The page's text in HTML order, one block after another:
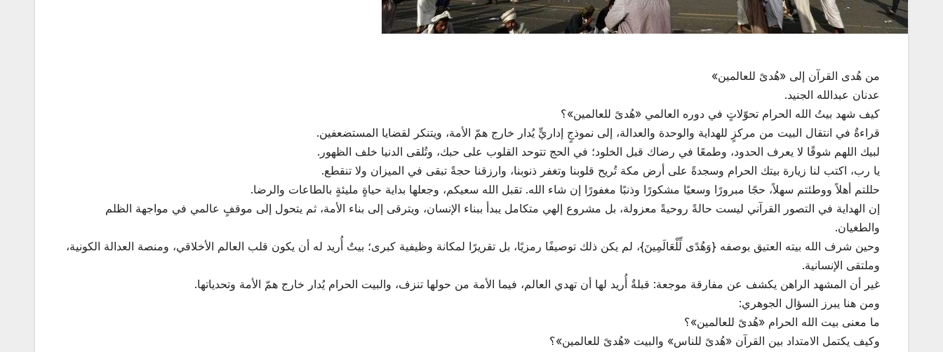
من هُدى القرآن إلى «هُدىً للعالمين»
عدنان عبدالله الجنيد.
كيف شهد بيتُ الله الحرام تحوّلاتٍ في دوره العالمي «هُدىً للعالمين»؟
قراءةٌ في انتقال البيت من مركزٍ للهداية والوحدة والعدالة، إلى نموذجٍ إداريٍّ يُدار خارج همّ الأمة، ويتنكر لقضايا المستضعفين.
لبيك اللهم شوقًا لا يعرف الحدود، وطمعًا في رضاك قبل الخلود؛ في الحج تتوحد القلوب على حبك، وتُلقى الدنيا خلف الظهور.
يا رب، اكتب لنا زيارة بيتك الحرام وسجدةً على أرض مكة تُريح قلوبنا وتغفر ذنوبنا، وارزقنا حجةً تبقى في الميزان ولا تنقطع.
حللتم أهلاً ووطئتم سهلاً، حجًا مبرورًا وسعيًا مشكورًا وذنبًا مغفورًا إن شاء الله. تقبل الله سعيكم، وجعلها بداية حياةٍ مليئةٍ بالطاعات والرضا.
إن الهداية في التصور القرآني ليست حالةً روحيةً معزولة، بل مشروع إلهي متكامل يبدأ ببناء الإنسان، ويترقى إلى بناء الأمة، ثم يتحول إلى موقفٍ عالمي في مواجهة الظلم
والطغيان.
وحين شرف الله بيته العتيق بوصفه {وَهُدًى لِّلْعَالَمِينَ}، لم يكن ذلك توصيفًا رمزيًا، بل تقريرًا لمكانة وظيفية كبرى؛ بيتٌ أُريد له أن يكون قلب العالم الأخلاقي، ومنصة العدالة الكونية،
وملتقى الإنسانية.
غير أن المشهد الراهن يكشف عن مفارقة موجعة: قبلةٌ أُريد لها أن تهدي العالم، فيما الأمة من حولها تنزف، والبيت الحرام يُدار خارج همّ الأمة وتحدياتها.
ومن هنا يبرز السؤال الجوهري:
ما معنى بيت الله الحرام «هُدىً للعالمين»؟
وكيف يكتمل الامتداد بين القرآن «هُدىً للناس» والبيت «هُدىً للعالمين»؟